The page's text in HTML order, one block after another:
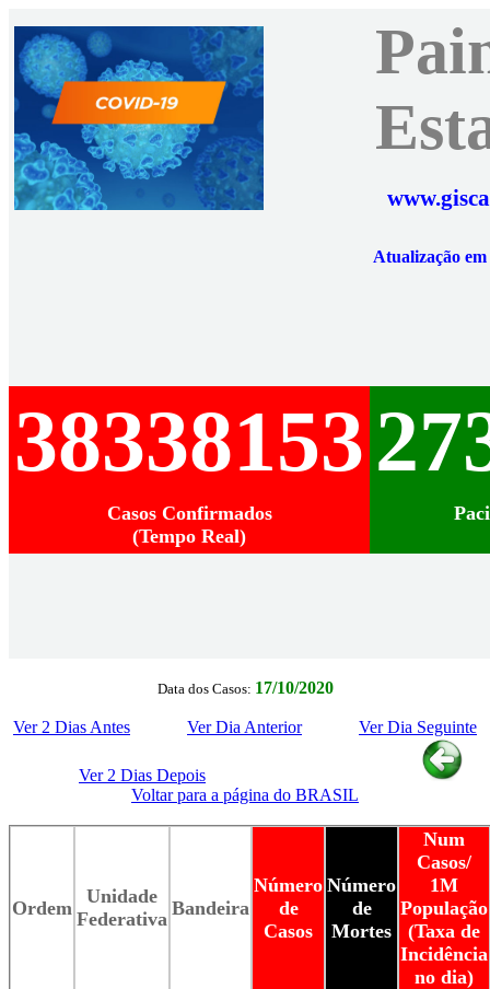
Atualização
38338153
Casos Confirmados
(Tempo Real)
Data dos Casos: 17/10/2020
Ver 2 Dias Antes Ver Dia Anterior Ver Dia Seguinte
Ver 2 Dias Depois
Voltar para a página do BRASIL
Ordem
Unidade
Federativa Bandeira
Número
de
Casos
Número
de
Mortes
Num
Casos/
1M
População
(Taxa de
Incidência
no dia)